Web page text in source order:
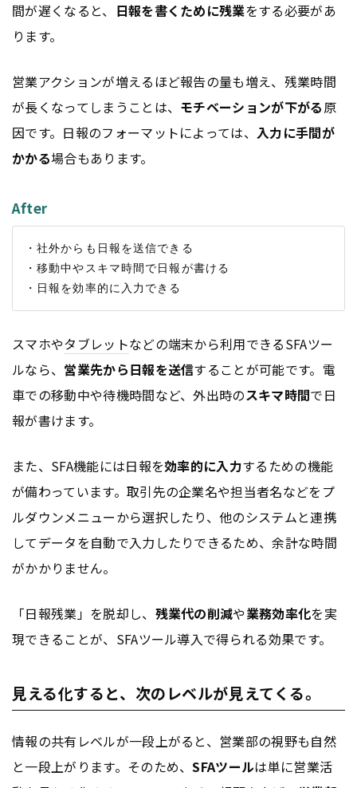
間が遅くなると、 日報を書くために残業をする必要があ
ります。
営業アクションが増えるほど報告の量も増え、残業時間
が長くなってしまうことは、 モチベーションが下がる原
因です。日報のフォーマットによっては、入力に手間が
かかる場合もあります。
After
・社外からも日報を送信できる
・移動中やスキマ時間で日報が書ける
スマホやタブレットなどの端末から利用できるSFAツー
ルなら、 営業先から日報を送信することが可能です。電
車での移動中や待機時間など、外出時のスキマ時間で日
報が書けます。
また、SFA機能には日報を効率的に入力するための機能
が備わっています。取引先の企業名や担当者名などをプ
ルダウンメニューから選択したり、他のシステムと連携
してデータを自動で入力したりできるため、余計な時間
がかかりません。
「日報残業」を脱却し、 残業代の削減や業務効率化を実
現できることが、SFAツール導入で得られる効果です。
見える化すると、次のレベルが見えてくる。
情報の共有レベルが一段上がると、営業部の視野も自然
と一段上がります。そのため、SFAツールは単に営業活